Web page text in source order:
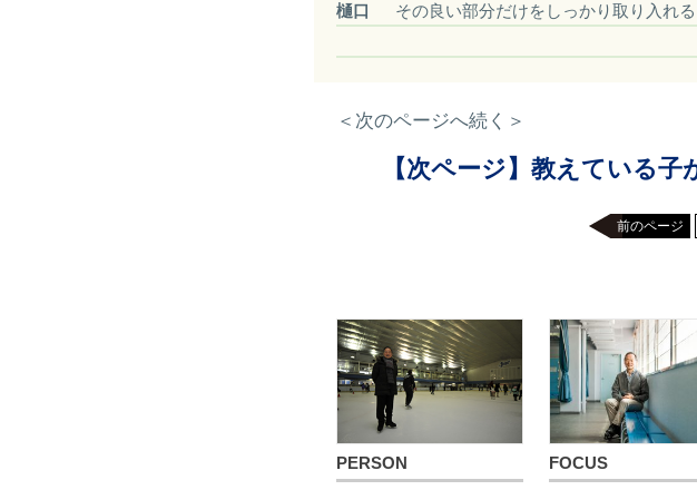
樋口 その良い部分だけをしっかり取り入れ
＜次のページへ続く＞
【次ページ】教えている
前のページ
PERSON FOCUS